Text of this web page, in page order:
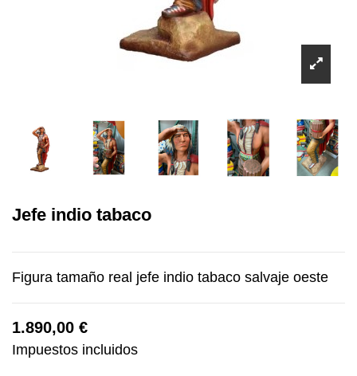
Jefe indio tabaco
Figura tamaño real jefe indio tabaco salvaje oeste
1.890,00 €
Impuestos incluidos